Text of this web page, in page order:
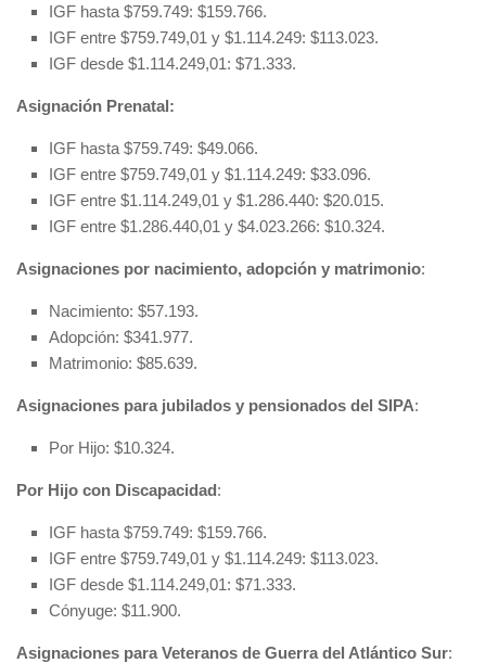
IGF hasta $759.749: $159.766.
IGF entre $759.749,01 y $1.114.249: $113.023.
IGF desde $1.114.249,01: $71.333.
Asignación Prenatal:
IGF hasta $759.749: $49.066.
IGF entre $759.749,01 y $1.114.249: $33.096.
IGF entre $1.114.249,01 y $1.286.440: $20.015.
IGF entre $1.286.440,01 y $4.023.266: $10.324.
Asignaciones por nacimiento, adopción y matrimonio:
Nacimiento: $57.193.
Adopción: $341.977.
Matrimonio: $85.639.
Asignaciones para jubilados y pensionados del SIPA:
Por Hijo: $10.324.
Por Hijo con Discapacidad:
IGF hasta $759.749: $159.766.
IGF entre $759.749,01 y $1.114.249: $113.023.
IGF desde $1.114.249,01: $71.333.
Cónyuge: $11.900.
Asignaciones para Veteranos de Guerra del Atlántico Sur: